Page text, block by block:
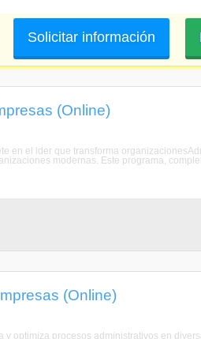
Solicitar información
(Online)
en el lder que transforma
modernas. Este programa,
(Online)
y optimiza procesos administrativos en